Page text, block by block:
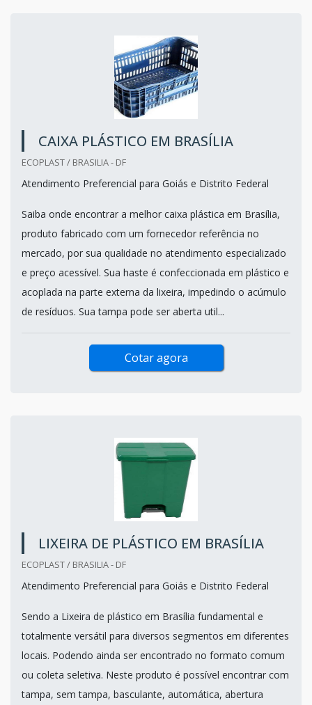
CAIXA PLÁSTICO EM BRASÍLIA
ECOPLAST / BRASILIA - DF
Atendimento Preferencial para Goiás e Distrito Federal
Saiba onde encontrar a melhor caixa plástica em Brasília,
produto fabricado com um fornecedor referência no
mercado, por sua qualidade no atendimento especializado
e preço acessível. Sua haste é confeccionada em plástico e
acoplada na parte externa da lixeira, impedindo o acúmulo
de resíduos. Sua tampa pode ser aberta util...
Cotar agora
LIXEIRA DE PLÁSTICO EM BRASÍLIA
ECOPLAST / BRASILIA - DF
Atendimento Preferencial para Goiás e Distrito Federal
Sendo a Lixeira de plástico em Brasília fundamental e
totalmente versátil para diversos segmentos em diferentes
locais. Podendo ainda ser encontrado no formato comum
ou coleta seletiva. Neste produto é possível encontrar com
tampa, sem tampa, basculante, automática, abertura